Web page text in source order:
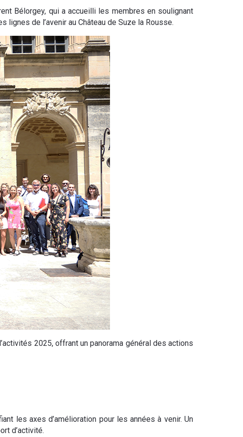
Bélorgey, qui a accueilli les membres en soulignant
de l’avenir au Château de Suze la Rousse.
2025, offrant un panorama général des actions
les axes d’amélioration pour les années à venir. Un
d’activité.